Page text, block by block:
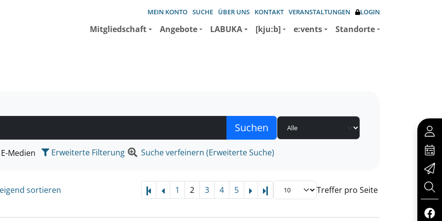
MEIN KONTO SUCHE ÜBER UNS KONTAKT VERANSTALTUNGEN LOGIN
Mitgliedschaft Angebote LABUKA [kju:b] e:vents Standorte
suchen wollen.
E-Medien Erweiterte Filterung Suche verfeinern (Erweiterte Suche)
sortieren 1 2 3 4 5 Letzte Seite Treffer pro Seite